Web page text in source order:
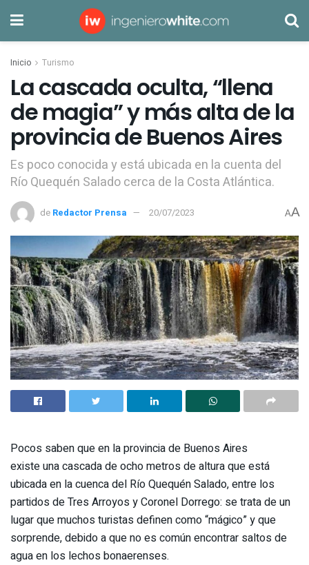
Inicio Turismo
La cascada oculta, “llena
de magia” y más alta de la
provincia de Buenos Aires
Es poco conocida y está ubicada en la cuenta del
Río Quequén Salado cerca de la Costa Atlántica.
de Redactor Prensa 20/07/2023 AA
Pocos saben que en la provincia de Buenos Aires
existe una cascada de ocho metros de altura que está
ubicada en la cuenca del Río Quequén Salado, entre los
partidos de Tres Arroyos y Coronel Dorrego: se trata de un
lugar que muchos turistas definen como “mágico” y que
sorprende, debido a que no es común encontrar saltos de
agua en los lechos bonaerenses.